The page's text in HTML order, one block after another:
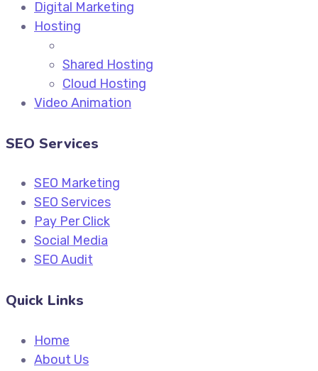
Digital Marketing
Hosting
Shared Hosting
Cloud Hosting
Video Animation
SEO Services
SEO Marketing
SEO Services
Pay Per Click
Social Media
SEO Audit
Quick Links
Home
About Us